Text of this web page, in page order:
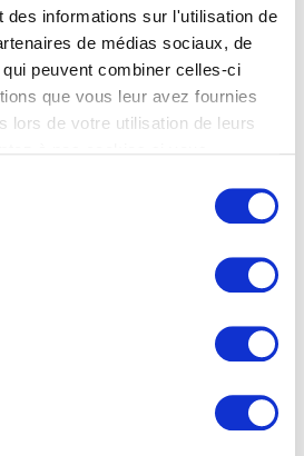
des informations sur l'utilisation de
de médias sociaux, de
peuvent combiner celles-ci
que vous leur avez fournies
lors de votre utilisation de leurs